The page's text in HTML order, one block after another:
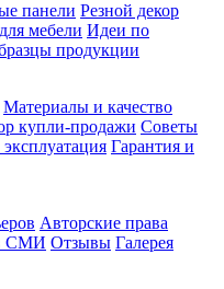
панели Резной декор
мебели Идеи по
продукции
Материалы и качество
купли-продажи Советы
Гарантия и
Авторские права
СМИ Отзывы Галерея